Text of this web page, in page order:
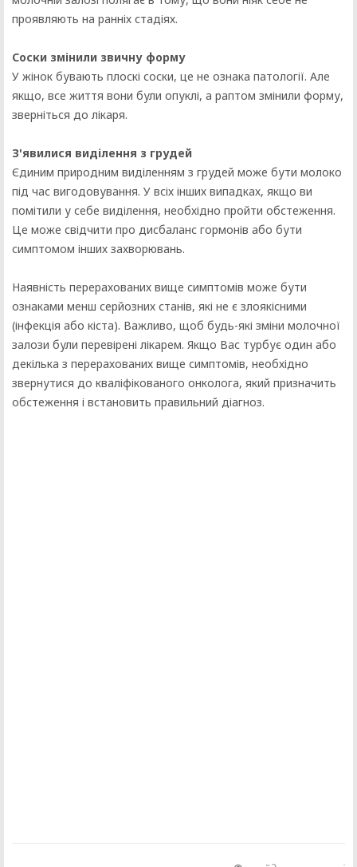
проявляють на ранніх стадіях.
Соски змінили звичну форму
У жінок бувають плоскі соски, це не ознака патології. Але
якщо, все життя вони були опуклі, а раптом змінили форму,
зверніться до лікаря.
З'явилися виділення з грудей
Єдиним природним виділенням з грудей може бути молоко
під час вигодовування. У всіх інших випадках, якщо ви
помітили у себе виділення, необхідно пройти обстеження.
Це може свідчити про дисбаланс гормонів або бути
симптомом інших захворювань.
Наявність перерахованих вище симптомів може бути
ознаками менш серйозних станів, які не є злоякісними
(інфекція або кіста). Важливо, щоб будь-які зміни молочної
залози були перевірені лікарем. Якщо Вас турбує один або
декілька з перерахованих вище симптомів, необхідно
звернутися до кваліфікованого онколога, який призначить
обстеження і встановить правильний діагноз.